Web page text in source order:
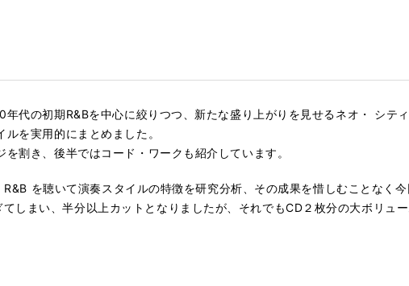
代の初期R&Bを中心に絞りつつ、新たな盛り上がりを見せるネオ・ シテ
を実用的にまとめました。
割き、後半ではコード・ワークも紹介しています。
を聴いて演奏スタイルの特徴を研究分析、その成果を惜しむことなく今
しまい、半分以上カットとなりましたが、それでもCD２枚分の大ボリュー